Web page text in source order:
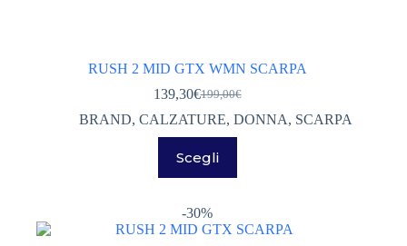
RUSH 2 MID GTX WMN SCARPA
199,00€
Il
prezzo
originale
era:
199,00€.
139,30€Il
prezzo
attuale
139,30€.
BRAND, CALZATURE, DONNA, SCARPA
Scegli
prodotto
ha
varianti.
Le
-30%